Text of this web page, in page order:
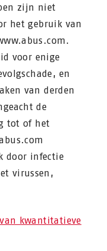
zijn niet
het gebruik van
voor enige
en
van derden
de
tot of het
door infectie
virussen,
kwantitatieve